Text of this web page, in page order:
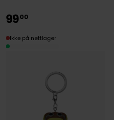
9900
Ikke på nettlager